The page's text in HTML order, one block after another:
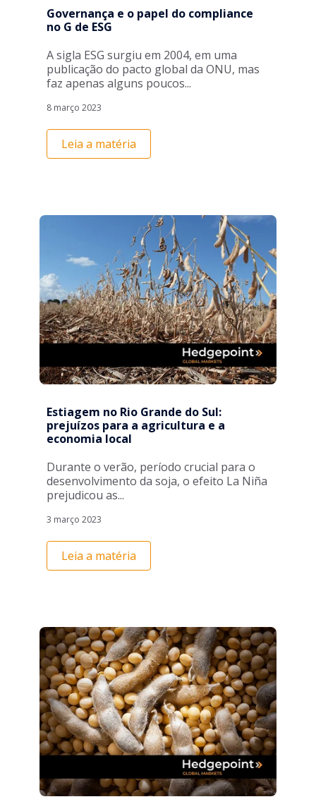
Governança e o papel do compliance
no G de ESG
A sigla ESG surgiu em 2004, em uma
publicação do pacto global da ONU, mas
faz apenas alguns poucos...
8 março 2023
Leia a matéria
Estiagem no Rio Grande do Sul:
prejuízos para a agricultura e a
economia local
Durante o verão, período crucial para o
desenvolvimento da soja, o efeito La Niña
prejudicou as...
3 março 2023
Leia a matéria